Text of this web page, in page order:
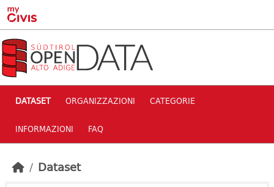
Skip to main content
DATASET ORGANIZZAZIONI CATEGORIE
INFORMAZIONI FAQ
Dataset